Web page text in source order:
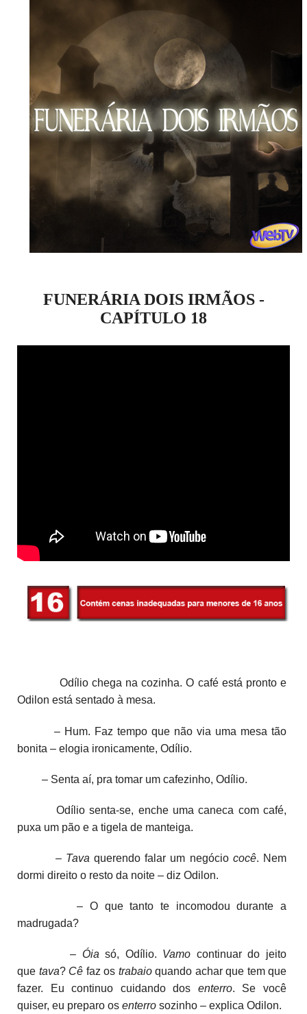
FUNERÁRIA DOIS IRMÃOS -
CAPÍTULO 18
Odílio chega na cozinha. O café está pronto e
Odilon está sentado à mesa.
– Hum. Faz tempo que não via uma mesa tão
bonita – elogia ironicamente, Odílio.
– Senta aí, pra tomar um cafezinho, Odílio.
Odílio senta-se, enche uma caneca com café,
puxa um pão e a tigela de manteiga.
– Tavaquerendo falar um negócio cocê. Nem
dormi direito o resto da noite – diz Odilon.
– O que tanto te incomodou durante a
madrugada?
– Óia só, Odílio. Vamo continuar do jeito
que tava? Cê faz os trabaioquando achar que tem que
fazer. Eu continuo cuidando dos enterro. Se você
quiser, eu preparo os enterro sozinho – explica Odilon.